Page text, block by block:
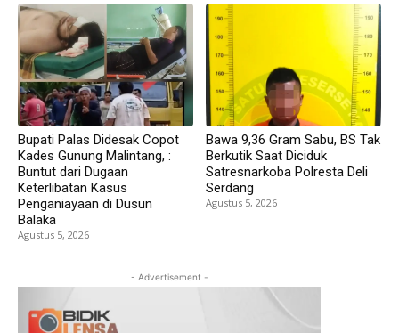
Bupati Palas Didesak Copot
Kades Gunung Malintang, :
Buntut dari Dugaan
Keterlibatan Kasus
Penganiayaan di Dusun
Balaka
Agustus 5, 2026
Bawa 9,36 Gram Sabu, BS Tak
Berkutik Saat Diciduk
Satresnarkoba Polresta Deli
Serdang
Agustus 5, 2026
- Advertisement -